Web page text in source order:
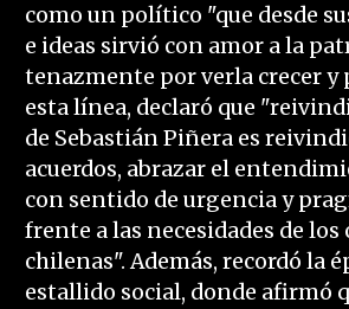
como un político "que desde
e ideas sirvió con amor a la
tenazmente por verla crecer y
esta línea, declaró que
de Sebastián Piñera es
acuerdos, abrazar el
con sentido de urgencia y
frente a las necesidades de los
chilenas". Además, recordó la
estallido social, donde afirmó